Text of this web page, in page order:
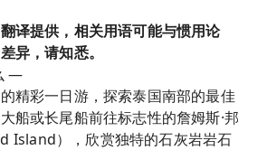
译提供，相关用语可能与惯用论
异，请知悉。
—
精彩一日游，探索泰国南部的最佳
船或长尾船前往标志性的詹姆斯·邦
Island），欣赏独特的石灰岩岩石